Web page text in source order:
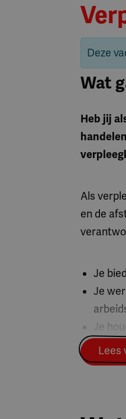
Deze
Wat
Heb jij
Als
en de
Je
Je
Je
Je
Je
Waar
Lees